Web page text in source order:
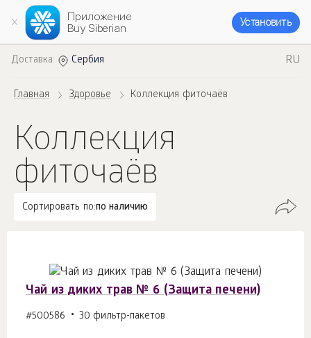
Приложение
Buy Siberian
Установить
Доставка: Сербия RU
Главная Здоровье Коллекция фиточаёв
Коллекция
фиточаёв
Сортировать по:по наличию
Чай из диких трав № 6 (Защита печени)
#500586 30 фильтр-пакетов